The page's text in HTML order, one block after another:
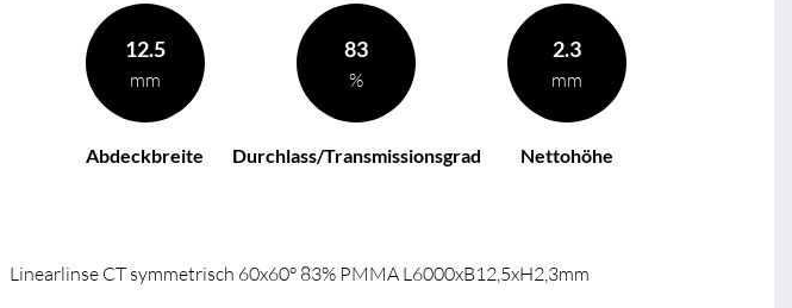
12.5
mm
Abdeckbreite
83
%
Durchlass/Transmissionsgrad
2.3
mm
Nettohöhe
Linearlinse CT symmetrisch 60x60° 83% PMMA L6000xB12,5xH2,3mm